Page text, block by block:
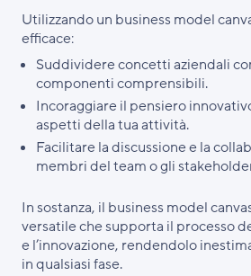
Utilizzando un business model
efficace:
Suddividere concetti aziendali
componenti comprensibili.
Incoraggiare il pensiero
aspetti della tua attività.
Facilitare la discussione e la
membri del team o gli
In sostanza, il business model
versatile che supporta il processo
e l’innovazione, rendendolo
in qualsiasi fase.